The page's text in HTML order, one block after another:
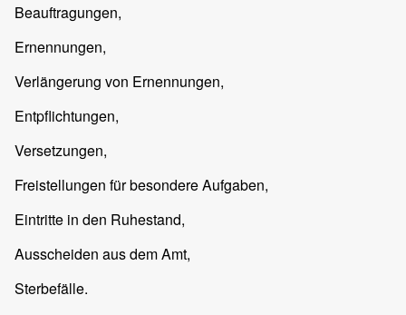
Beauftragungen,
Ernennungen,
Verlängerung von Ernennungen,
Entpflichtungen,
Versetzungen,
Freistellungen für besondere Aufgaben,
Eintritte in den Ruhestand,
Ausscheiden aus dem Amt,
Sterbefälle.